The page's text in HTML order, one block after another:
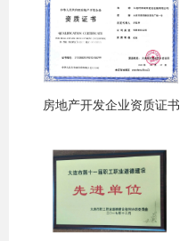
房地产开发企业资质证书